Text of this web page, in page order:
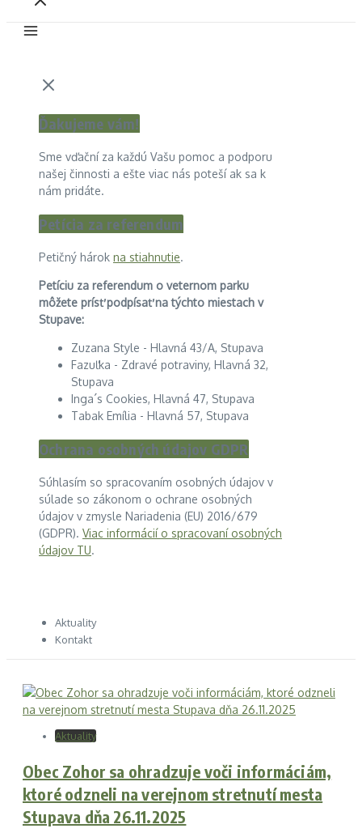
Ďakujeme vám!
Sme vďační za každú Vašu pomoc a podporu
našej činnosti a ešte viac nás poteší ak sa k
nám pridáte.
Petícia za referendum
Petičný hárok na stiahnutie.
Petíciu za referendum o veternom parku
môžete prísť podpísať na týchto miestach v
Stupave:
Zuzana Style - Hlavná 43/A, Stupava
Fazuľka - Zdravé potraviny, Hlavná 32,
Stupava
Inga´s Cookies, Hlavná 47, Stupava
Tabak Emília - Hlavná 57, Stupava
Ochrana osobných údajov GDPR
Súhlasím so spracovaním osobných údajov v
súlade so zákonom o ochrane osobných
údajov v zmysle Nariadenia (EU) 2016/679
(GDPR). Viac informácií o spracovaní osobných
údajov TU.
Aktuality
Kontakt
Aktuality
Obec Zohor sa ohradzuje voči informáciám,
ktoré odzneli na verejnom stretnutí mesta
Stupava dňa 26.11.2025